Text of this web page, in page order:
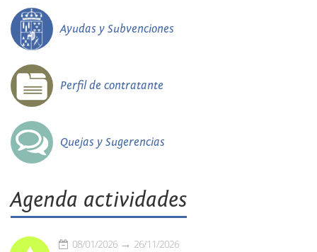
Ayudas y Subvenciones
Perfil de contratante
Quejas y Sugerencias
Agenda actividades
08/01/2026 26/11/2026